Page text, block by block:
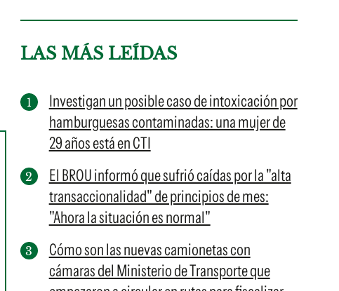
LAS MÁS LEÍDAS
Investigan un posible caso de intoxicación por
hamburguesas contaminadas: una mujer de
29 años está en CTI
El BROU informó que sufrió caídas por la "alta
transaccionalidad" de principios de mes:
"Ahora la situación es normal"
Cómo son las nuevas camionetas con
cámaras del Ministerio de Transporte que